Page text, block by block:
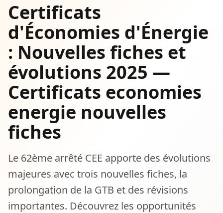
Certificats
d'Économies d'Énergie
: Nouvelles fiches et
évolutions 2025 —
Certificats economies
energie nouvelles
fiches
Le 62ème arrêté CEE apporte des évolutions
majeures avec trois nouvelles fiches, la
prolongation de la GTB et des révisions
importantes. Découvrez les opportunités